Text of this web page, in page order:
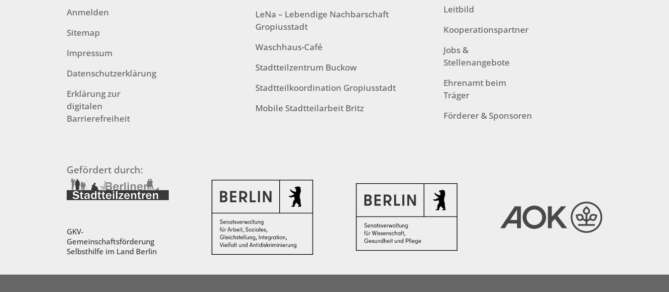
Anmelden
Sitemap
Impressum
Datenschutzerklärung
Erklärung zur
digitalen
Barrierefreiheit
LeNa – Lebendige Nachbarschaft
Gropiusstadt
Waschhaus-Café
Stadtteilzentrum Buckow
Stadtteilkoordination Gropiusstadt
Mobile Stadtteilarbeit Britz
Leitbild
Kooperationspartner
Jobs &
Stellenangebote
Ehrenamt beim
Träger
Förderer & Sponsoren
Gefördert durch:
GKV-
Gemeinschaftsförderung
Selbsthilfe im Land Berlin